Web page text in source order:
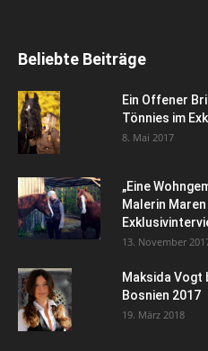
Beliebte Beiträge
Ein Offener
Tönnies im
8. Mai 2017
„Eine
Malerin
13. November
Maksida Vogt
Bosnien 2017
19. März 2018